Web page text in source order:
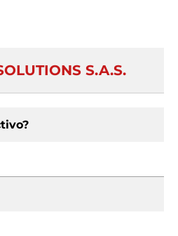
S.A.S.